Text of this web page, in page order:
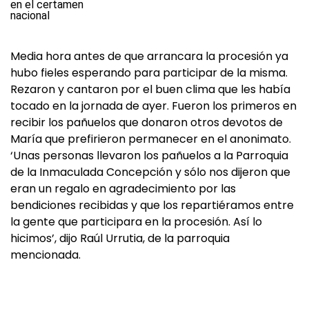
Media hora antes de que arrancara la procesión ya
hubo fieles esperando para participar de la misma.
Rezaron y cantaron por el buen clima que les había
tocado en la jornada de ayer. Fueron los primeros en
recibir los pañuelos que donaron otros devotos de
María que prefirieron permanecer en el anonimato.
‘Unas personas llevaron los pañuelos a la Parroquia
de la Inmaculada Concepción y sólo nos dijeron que
eran un regalo en agradecimiento por las
bendiciones recibidas y que los repartiéramos entre
la gente que participara en la procesión. Así lo
hicimos’, dijo Raúl Urrutia, de la parroquia
mencionada.